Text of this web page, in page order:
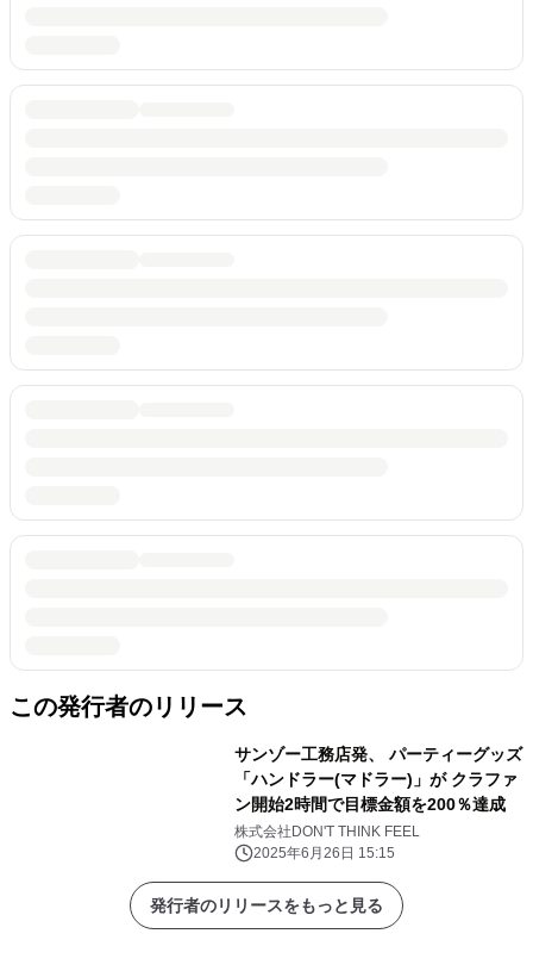
この発行者のリリース
サンゾー工務店発、 パーティーグッズ
「ハンドラー(マドラー)」が クラファ
ン開始2時間で目標金額を200％達成
株式会社DON'T THINK FEEL
2025年6月26日 15:15
発行者のリリースをもっと見る